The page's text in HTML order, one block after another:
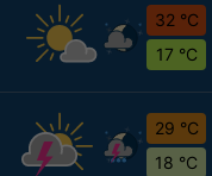
32 °C
17 °C
29 °C
18 °C